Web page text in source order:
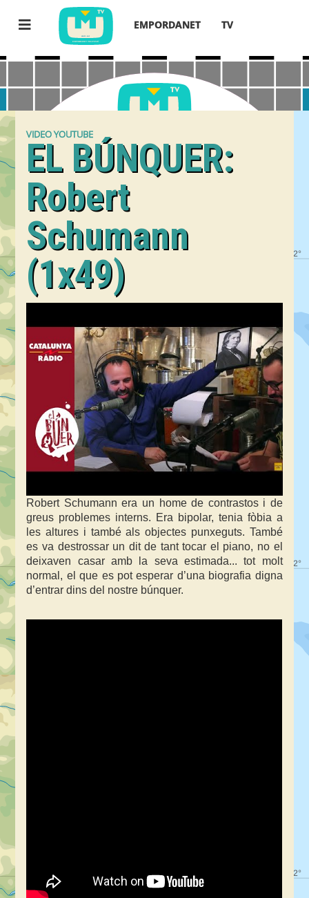
EMPORDANET TV
VIDEO YOUTUBE
EL BÚNQUER:
Robert
Schumann
(1x49)
Robert Schumann era un home de contrastos i de
greus problemes interns. Era bipolar, tenia fòbia a
les altures i també als objectes punxeguts. També
es va destrossar un dit de tant tocar el piano, no el
deixaven casar amb la seva estimada... tot molt
normal, el que es pot esperar d’una biografia digna
d’entrar dins del nostre búnquer.